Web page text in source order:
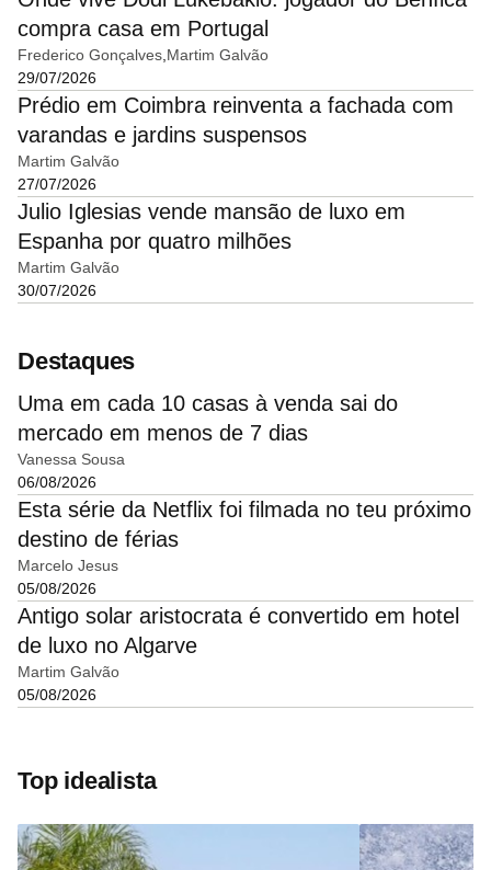
compra casa em Portugal
Frederico Gonçalves Martim Galvão
29/07/2026
Prédio em Coimbra reinventa a fachada com
varandas e jardins suspensos
Martim Galvão
27/07/2026
Julio Iglesias vende mansão de luxo em
Espanha por quatro milhões
Martim Galvão
30/07/2026
Destaques
Uma em cada 10 casas à venda sai do
mercado em menos de 7 dias
Vanessa Sousa
06/08/2026
Esta série da Netflix foi filmada no teu próximo
destino de férias
Marcelo Jesus
05/08/2026
Antigo solar aristocrata é convertido em hotel
de luxo no Algarve
Martim Galvão
05/08/2026
Top idealista